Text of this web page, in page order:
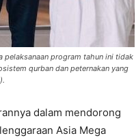
pelaksanaan program tahun ini tidak
qurban dan peternakan yang
dalam mendorong
Asia Mega